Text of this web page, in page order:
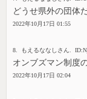
どうせ県外の団体
2022年10月17日 01:55
8. もえるななしさん.
オンブズマン制度
2022年10月17日 02:04